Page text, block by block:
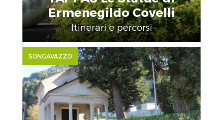
Ermenegildo Covelli
Itinerari e percorsi
SONGAVAZZO